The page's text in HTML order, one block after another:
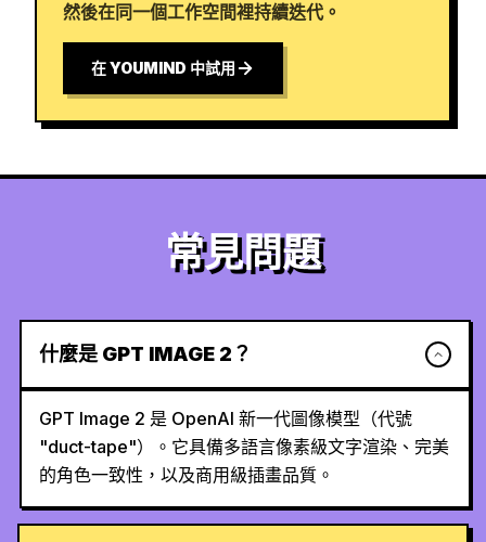
然後在同一個工作空間裡持續迭代。
在 YOUMIND 中試用
常見問題
什麼是 GPT IMAGE 2？
GPT Image 2 是 OpenAI 新一代圖像模型（代號
"duct-tape"）。它具備多語言像素級文字渲染、完美
的角色一致性，以及商用級插畫品質。